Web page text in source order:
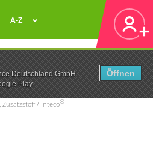
Deutschland GmbH
Play
Öffnen
A-Z
Zusatzstoff / Inteco®